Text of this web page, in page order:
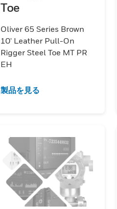
Toe
Oliver 65 Series Brown
10' Leather Pull-On
Rigger Steel Toe MT PR
EH
製品を見る